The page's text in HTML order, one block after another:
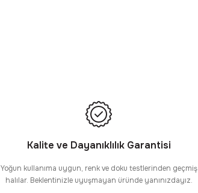
Kalite ve Dayanıklılık Garantisi
Yoğun kullanıma uygun, renk ve doku testlerinden geçmiş
halılar. Beklentinizle uyuşmayan üründe yanınızdayız.